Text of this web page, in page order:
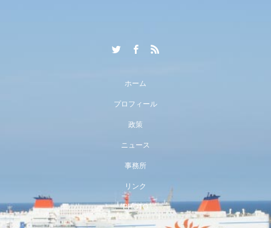
ホーム
プロフィール
政策
ニュース
事務所
リンク
PHOTO